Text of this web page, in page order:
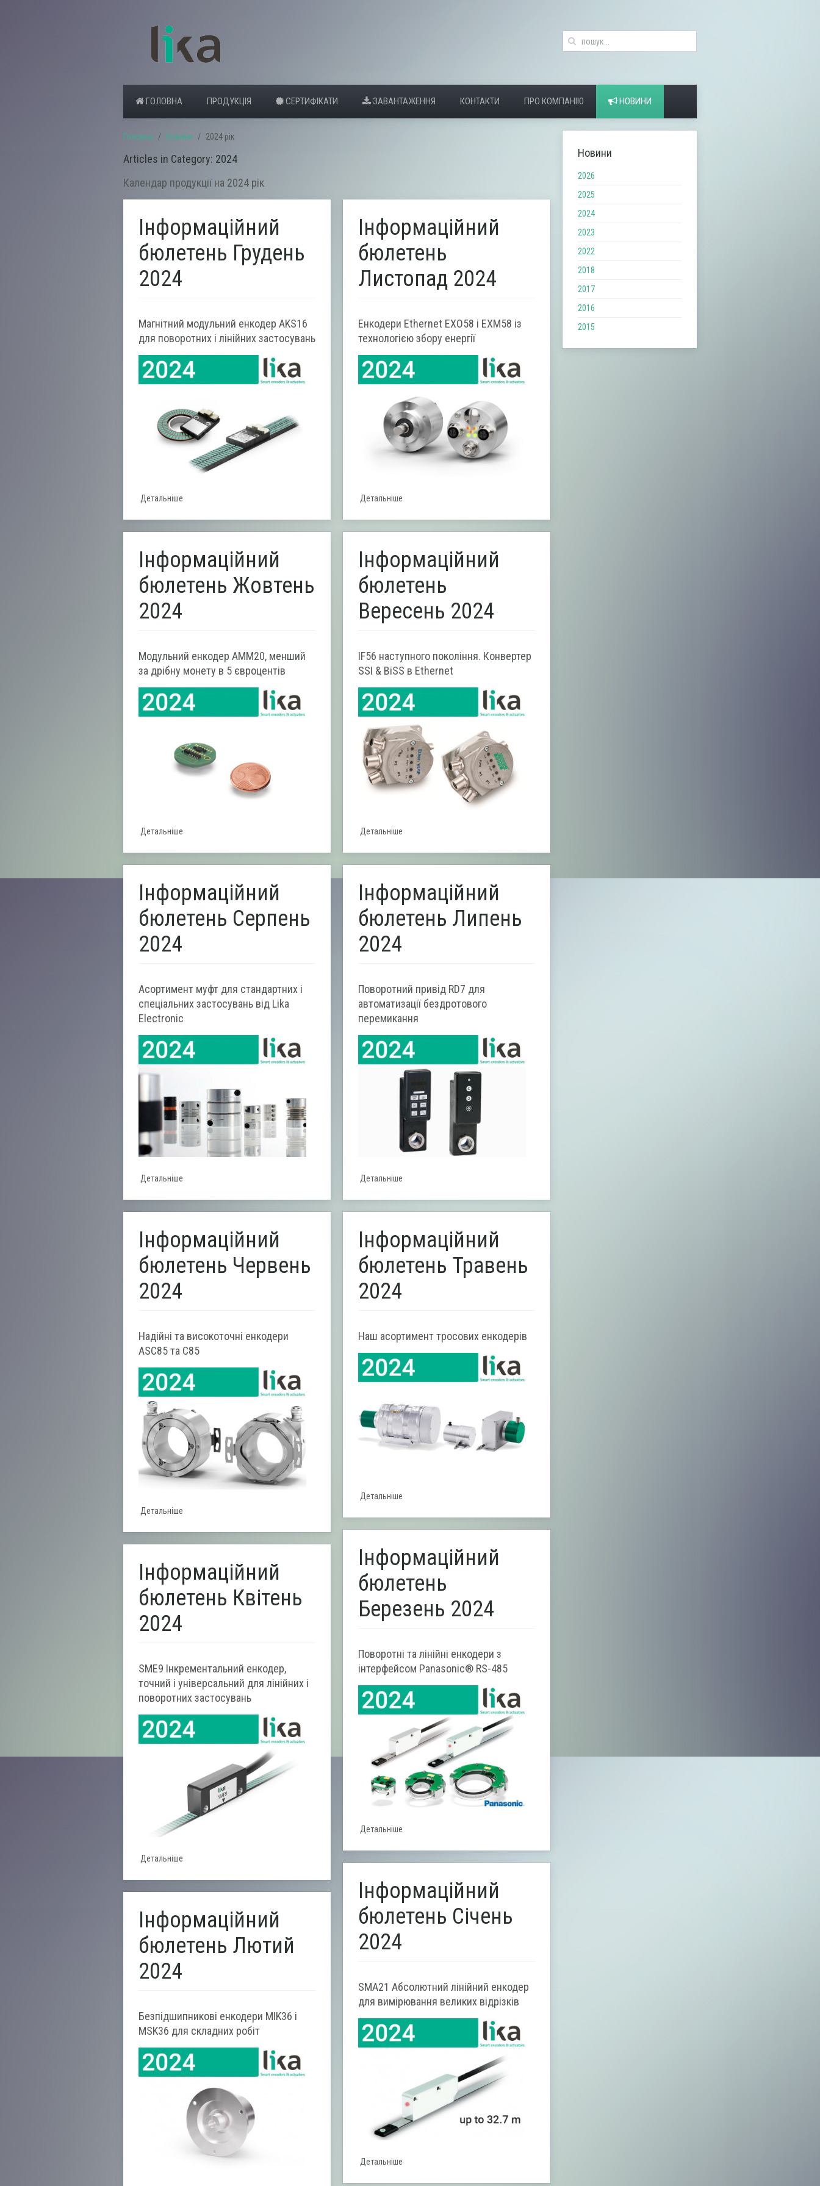
ГОЛОВНА ПРОДУКЦІЯ СЕРТИФІКАТИ ЗАВАНТАЖЕННЯ КОНТАКТИ ПРО КОМПАНІЮ НОВИНИ
Головна Новини 2024 рік
Articles in Category: 2024
Календар продукції на 2024 рік
Інформаційний
бюлетень Грудень
2024
Магнітний модульний енкодер AKS16
для поворотних і лінійних застосувань
Детальніше
Інформаційний
бюлетень Жовтень
2024
Модульний енкодер AMM20, менший
за дрібну монету в 5 євроцентів
Детальніше
Інформаційний
бюлетень Серпень
2024
Асортимент муфт для стандартних і
спеціальних застосувань від Lika
Electronic
Детальніше
Інформаційний
бюлетень Червень
2024
Надійні та високоточні енкодери
ASC85 та C85
Детальніше
Інформаційний
бюлетень Квітень
2024
SME9 Інкрементальний енкодер,
точний і універсальний для лінійних і
поворотних застосувань
Детальніше
Інформаційний
бюлетень Лютий
2024
Безпідшипникові енкодери MIK36 і
MSK36 для складних робіт
Інформаційний
бюлетень
Листопад 2024
Енкодери Ethernet EXO58 і EXM58 із
технологією збору енергії
Детальніше
Інформаційний
бюлетень
Вересень 2024
IF56 наступного покоління. Конвертер
SSI & BiSS в Ethernet
Детальніше
Інформаційний
бюлетень Липень
2024
Поворотний привід RD7 для
автоматизації бездротового
перемикання
Детальніше
Інформаційний
бюлетень Травень
2024
Наш асортимент тросових енкодерів
Детальніше
Інформаційний
бюлетень
Березень 2024
Поворотні та лінійні енкодери з
інтерфейсом Panasonic® RS-485
Детальніше
Інформаційний
бюлетень Січень
2024
SMA21 Абсолютний лінійний енкодер
для вимірювання великих відрізків
Детальніше
Новини
2026
2025
2024
2023
2022
2018
2017
2016
2015